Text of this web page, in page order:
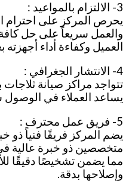
3- الالتزام بالمواعيد :
يحرص المركز على احترام
والعمل سريعاً على حل
العميل وكفاءة أداء أجهزته
4- الانتشار الجغرافي :
تتواجد مراكز صيانة
يساعد العملاء في الوصول
5- فريق عمل محترف :
يضم المركز فريقًا فنياً ذو
متخصصين ذو خبرة عالية
مما يضمن تشخيصًا دقيقًا
وإصلاحها بدقة.